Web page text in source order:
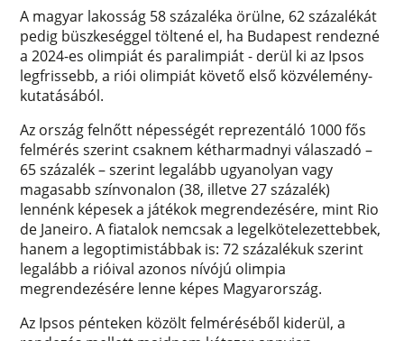
A magyar lakosság 58 százaléka örülne, 62 százalékát
pedig büszkeséggel töltené el, ha Budapest rendezné
a 2024-es olimpiát és paralimpiát - derül ki az Ipsos
legfrissebb, a riói olimpiát követő első közvélemény-
kutatásából.
Az ország felnőtt népességét reprezentáló 1000 fős
felmérés szerint csaknem kétharmadnyi válaszadó –
65 százalék – szerint legalább ugyanolyan vagy
magasabb színvonalon (38, illetve 27 százalék)
lennénk képesek a játékok megrendezésére, mint Rio
de Janeiro. A fiatalok nemcsak a legelkötelezettebbek,
hanem a legoptimistábbak is: 72 százalékuk szerint
legalább a rióival azonos nívójú olimpia
megrendezésére lenne képes Magyarország.
Az Ipsos pénteken közölt felméréséből kiderül, a